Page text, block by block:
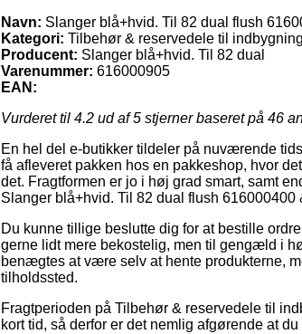
Navn: Slanger blå+hvid. Til 82 dual flush
Kategori: Tilbehør & reservedele til indbygning
Producent: Slanger blå+hvid. Til 82 dual
Varenummer: 616000905
EAN:
Vurderet til 4.2 ud af 5 stjerner baseret på 46
En hel del e-butikker tildeler på nuværende
få afleveret pakken hos en pakkeshop, hvor
det. Fragtformen er jo i høj grad smart, samt
Slanger blå+hvid. Til 82 dual flush 616000400
Du kunne tillige beslutte dig for at bestille
gerne lidt mere bekostelig, men til gengæld i
benægtes at være selv at hente produkterne,
tilholdssted.
Fragtperioden på Tilbehør & reservedele til
kort tid, så derfor er det nemlig afgørende at